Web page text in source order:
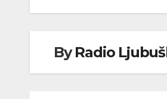
ByRadio